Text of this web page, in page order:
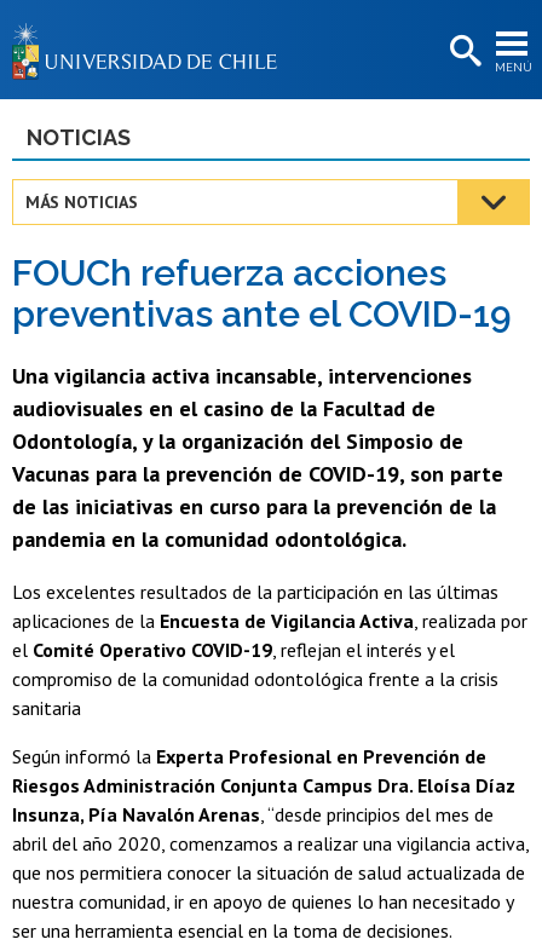
MENÚ
BIBLIOTECAS
Estudiantes
Académicas/os
Funcionarias/os
Egresadas/os
NOTICIAS
MÁS NOTICIAS
FOUCh refuerza acciones
preventivas ante el COVID-19
Una vigilancia activa incansable, intervenciones
audiovisuales en el casino de la Facultad de
Odontología, y la organización del Simposio de
Vacunas para la prevención de COVID-19, son parte
de las iniciativas en curso para la prevención de la
pandemia en la comunidad odontológica.
Los excelentes resultados de la participación en las últimas
aplicaciones de la Encuesta de Vigilancia Activa, realizada por
el Comité Operativo COVID-19, reflejan el interés y el
compromiso de la comunidad odontológica frente a la crisis
sanitaria
Según informó la Experta Profesional en Prevención de
Riesgos Administración Conjunta Campus Dra. Eloísa Díaz
Insunza, Pía Navalón Arenas, “desde principios del mes de
abril del año 2020, comenzamos a realizar una vigilancia activa,
que nos permitiera conocer la situación de salud actualizada de
nuestra comunidad, ir en apoyo de quienes lo han necesitado y
ser una herramienta esencial en la toma de decisiones.